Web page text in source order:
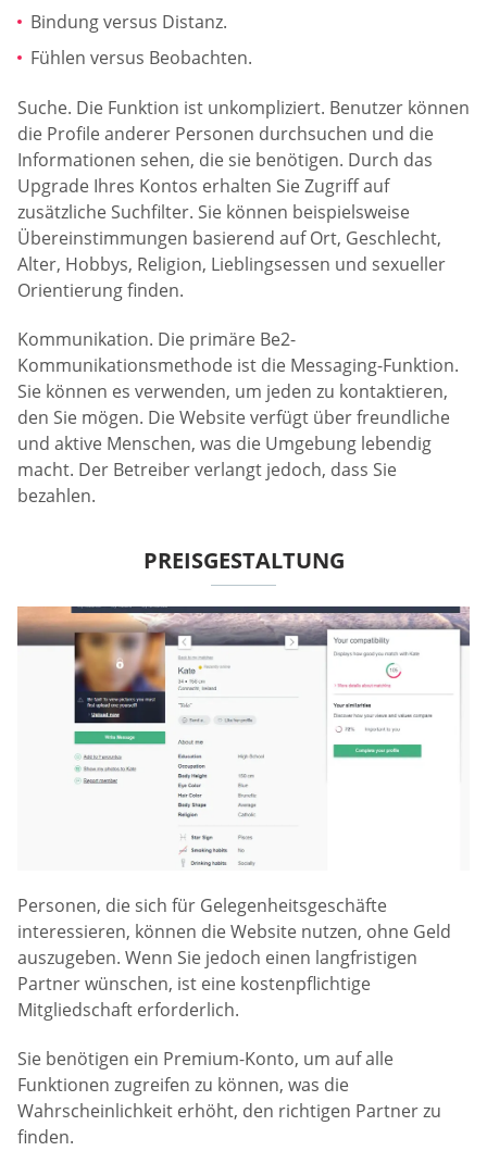
Bindung versus Distanz.
Fühlen versus Beobachten.
Suche. Die Funktion ist unkompliziert. Benutzer können
die Profile anderer Personen durchsuchen und die
Informationen sehen, die sie benötigen. Durch das
Upgrade Ihres Kontos erhalten Sie Zugriff auf
zusätzliche Suchfilter. Sie können beispielsweise
Übereinstimmungen basierend auf Ort, Geschlecht,
Alter, Hobbys, Religion, Lieblingsessen und sexueller
Orientierung finden.
Kommunikation. Die primäre Be2-
Kommunikationsmethode ist die Messaging-Funktion.
Sie können es verwenden, um jeden zu kontaktieren,
den Sie mögen. Die Website verfügt über freundliche
und aktive Menschen, was die Umgebung lebendig
macht. Der Betreiber verlangt jedoch, dass Sie
bezahlen.
PREISGESTALTUNG
Personen, die sich für Gelegenheitsgeschäfte
interessieren, können die Website nutzen, ohne Geld
auszugeben. Wenn Sie jedoch einen langfristigen
Partner wünschen, ist eine kostenpflichtige
Mitgliedschaft erforderlich.
Sie benötigen ein Premium-Konto, um auf alle
Funktionen zugreifen zu können, was die
Wahrscheinlichkeit erhöht, den richtigen Partner zu
finden.